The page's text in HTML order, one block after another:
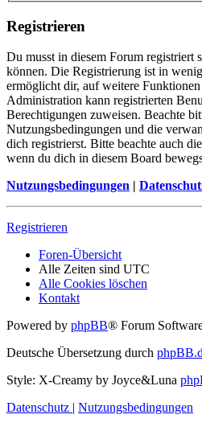
Registrieren
Du musst in diesem Forum registriert
können. Die Registrierung ist in
ermöglicht dir, auf weitere
Administration kann registrierten
Berechtigungen zuweisen. Beachte
Nutzungsbedingungen und die
dich registrierst. Bitte beachte auch
wenn du dich in diesem Board
Nutzungsbedingungen |
Registrieren
Foren-Übersicht
Alle Zeiten sind UTC
Alle Cookies löschen
Kontakt
Powered by phpBB® Forum
Deutsche Übersetzung durch
Style: X-Creamy by Joyce&Luna
Datenschutz | Nutzungsbedingungen